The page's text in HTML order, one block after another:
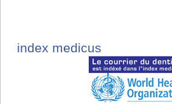
index medicus